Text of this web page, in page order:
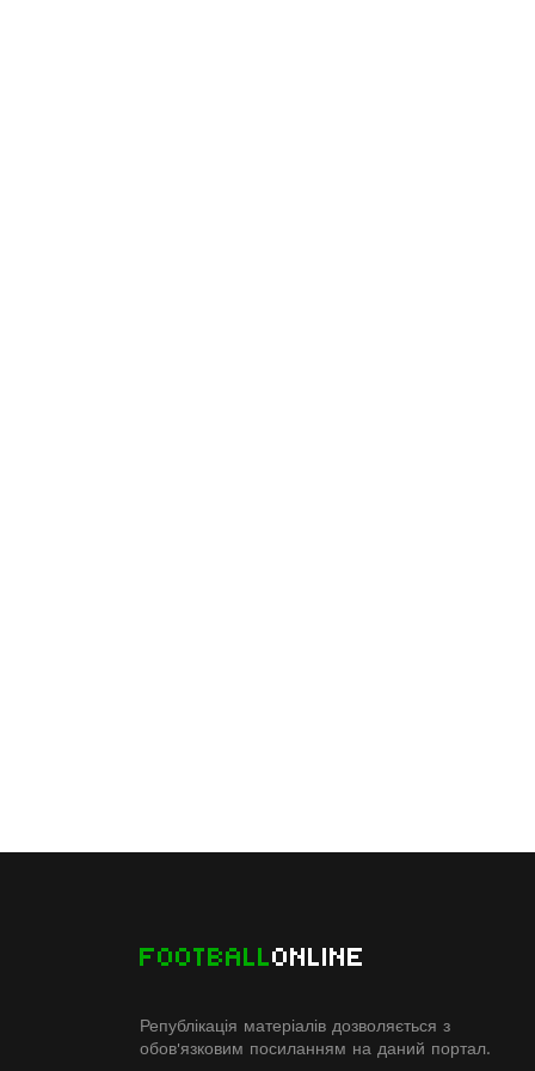
FOOTBALLONLINE
Републікація матеріалів дозволяється з
обов'язковим посиланням на даний портал.